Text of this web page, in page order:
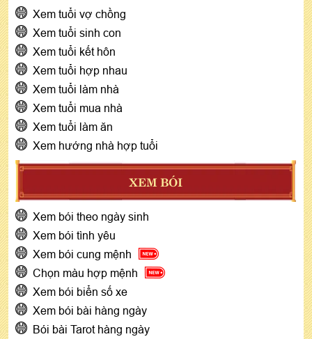
Xem tuổi vợ chồng
Xem tuổi sinh con
Xem tuổi kết hôn
Xem tuổi hợp nhau
Xem tuổi làm nhà
Xem tuổi mua nhà
Xem tuổi làm ăn
Xem hướng nhà hợp tuổi
XEM BÓI
Xem bói theo ngày sinh
Xem bói tình yêu
Xem bói cung mệnh
Chọn màu hợp mệnh
Xem bói biển số xe
Xem bói bài hàng ngày
Bói bài Tarot hàng ngày